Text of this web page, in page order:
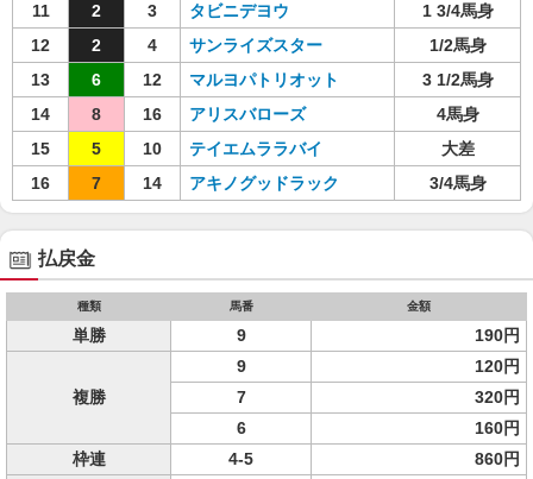
11
2 3 タビニデヨウ
1 3/4馬身
12
2 4 サンライズスター
1/2馬身
13
6 12 マルヨパトリオット
3 1/2馬身
14
8 16 アリスバローズ
4馬身
15
5 10 テイエムララバイ
大差
16
7 14 アキノグッドラック 3/4馬身
払戻金
種類 馬番 金額
単勝 9 190円
複勝
9
120円
7
320円
6
160円
枠連
4-5
860円